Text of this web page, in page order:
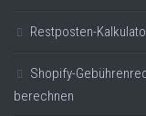
Restposten-
Shopify-
berechnen